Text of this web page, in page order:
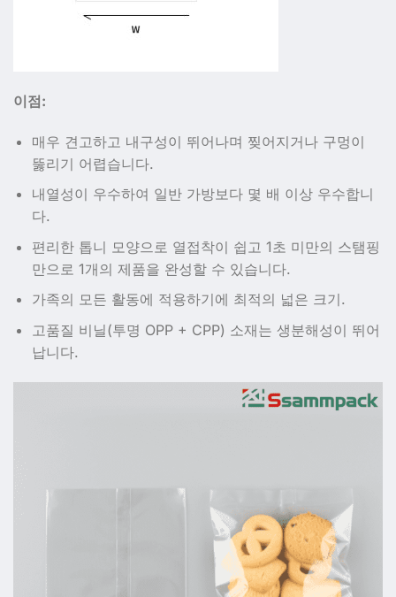
이점:
매우 견고하고 내구성이 뛰어나며 찢어지거나 구멍이
뚫리기 어렵습니다.
내열성이 우수하여 일반 가방보다 몇 배 이상 우수합니
다.
편리한 톱니 모양으로 열접착이 쉽고 1초 미만의 스탬핑
만으로 1개의 제품을 완성할 수 있습니다.
가족의 모든 활동에 적용하기에 최적의 넓은 크기.
고품질 비닐(투명 OPP + CPP) 소재는 생분해성이 뛰어
납니다.